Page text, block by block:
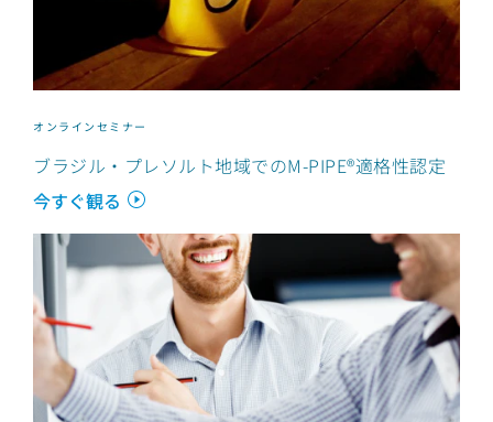
オンラインセミナー
ブラジル・プレソルト地域でのM-PIPE®適格性認定
今すぐ観る